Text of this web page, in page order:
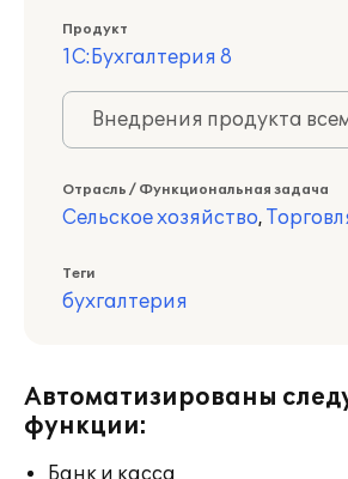
Продукт
1С:Бухгалтерия 8
Внедрения продукта
Отрасль / Функциональная задача
Сельское хозяйство,
Теги
бухгалтерия
Автоматизированы
функции:
Банк и касса